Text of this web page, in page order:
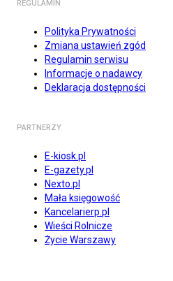
REGULAMIN
Polityka Prywatności
Zmiana ustawień zgód
Regulamin serwisu
Informacje o nadawcy
Deklaracja dostępności
PARTNERZY
E-kiosk.pl
E-gazety.pl
Nexto.pl
Mała księgowość
Kancelarierp.pl
Wieści Rolnicze
Życie Warszawy